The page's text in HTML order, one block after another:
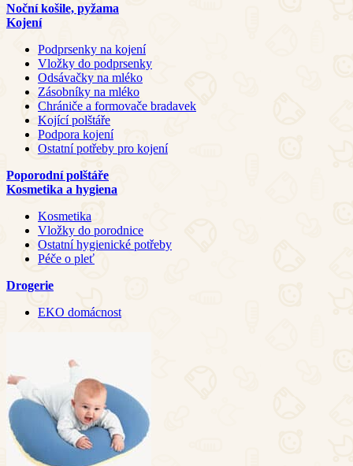
Noční košile, pyžama
Kojení
Podprsenky na kojení
Vložky do podprsenky
Odsávačky na mléko
Zásobníky na mléko
Chrániče a formovače bradavek
Kojící polštáře
Podpora kojení
Ostatní potřeby pro kojení
Poporodní polštáře
Kosmetika a hygiena
Kosmetika
Vložky do porodnice
Ostatní hygienické potřeby
Péče o pleť
Drogerie
EKO domácnost